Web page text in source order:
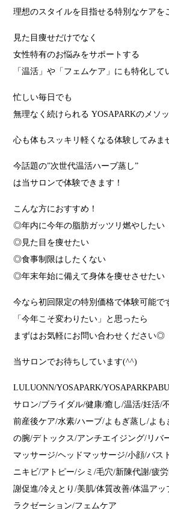
理想のスタイルを目指せる特別なケア
見た目痩せだけでなく
女性特有のお悩みをサポートする
「温活」や「フェムケア」にも特化して
忙しい毎日でも
無理なく続けられる YOSAPARKのメソッ
心も体もスッキリ軽くなる体験してみま
今話題の”次世代温活ハーブ蒸し”
は当サロンで体験できます！
こんな方におすすめ！
◎年内に今年の脂肪ガッツリ燃やしたい
◎見た目を痩せたい
◎食事制限はしたくない
◎年末年始に備えて身体を痩せさせたい
今なら初回限定の特別価格で体験可能で
「今年こそ変わりたい」と思ったら
まずはお気軽にお問い合わせください◎
当サロンでお待ちしています(^^)
LULUONN/YOSAPARK/
サロン/ブライダル/健康/癒し/温活/妊活/
前産後ケア/水素/ハーブ/よもぎ蒸し/よも
の腕/デトックス/アンチエイジング/リバ
マッサージ/ヘッドマッサージ/小顔/バス
ニキビ/アトピー/シミ/毛穴/新陳代謝/疲
謝促進/冷えとり/美肌/体質改善/体温アッ
ラクゼーション/フェムケア